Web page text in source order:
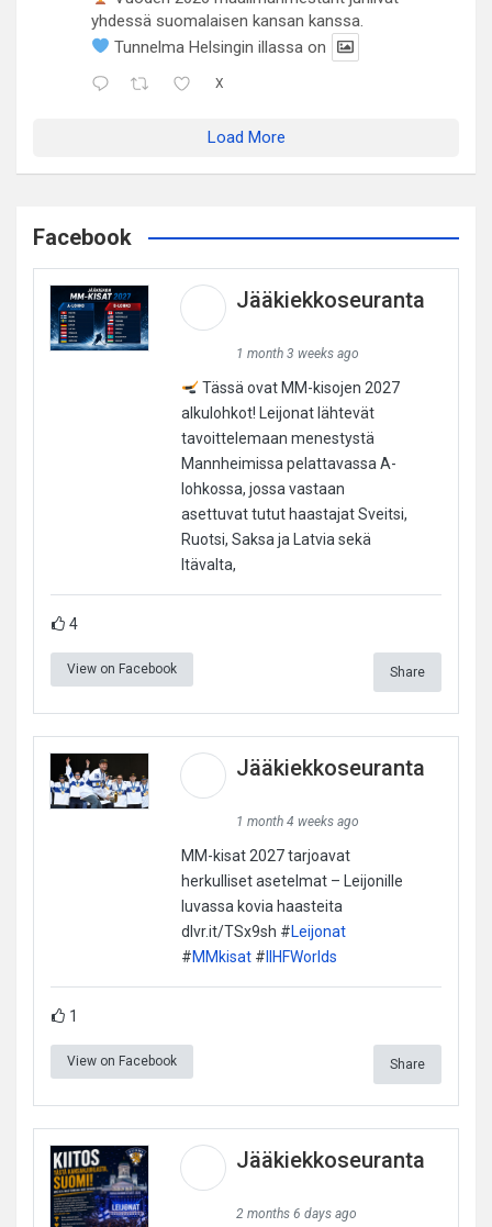
yhdessä suomalaisen kansan kanssa.
Tunnelma Helsingin illassa on
X
Load More
Facebook
Jääkiekkoseuranta
1 month 3 weeks ago
Tässä ovat MM-kisojen 2027
alkulohkot! Leijonat lähtevät
tavoittelemaan menestystä
Mannheimissa pelattavassa A-
lohkossa, jossa vastaan
asettuvat tutut haastajat Sveitsi,
Ruotsi, Saksa ja Latvia sekä
Itävalta,
4
View on Facebook Share
Jääkiekkoseuranta
1 month 4 weeks ago
MM-kisat 2027 tarjoavat
herkulliset asetelmat – Leijonille
luvassa kovia haasteita
dlvr.it/TSx9sh #Leijonat
#MMkisat# IIHFWorlds
1
View on Facebook Share
Jääkiekkoseuranta
2 months 6 days ago